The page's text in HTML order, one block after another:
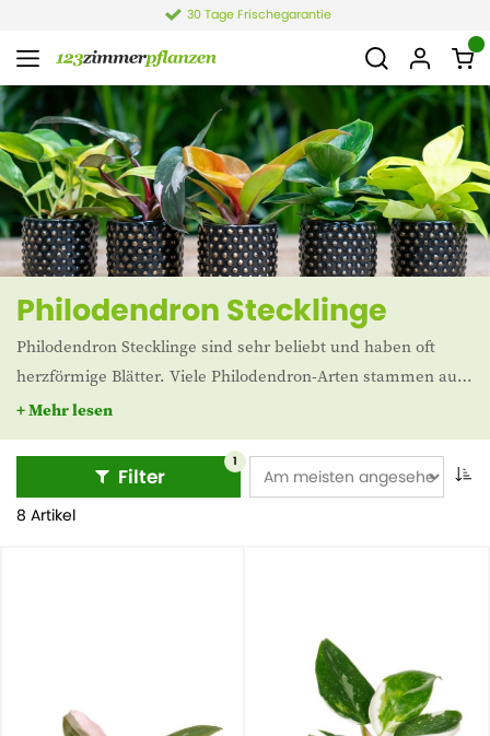
30 Tage Frischegarantie
Philodendron Stecklinge
Philodendron Stecklinge sind sehr beliebt und haben oft
herzförmige Blätter. Viele Philodendron-Arten stammen aus
den Regenwäldern Südamerikas. In den Niederlanden gibt
es von dieser einfachen Art eine Reihe von beliebten Sorten
wie Philodendron Scandens, Philodendron Lemon Lime und
Philodendron Pink Princess.
+ Mehr lesen
Filter
1
8 Artikel